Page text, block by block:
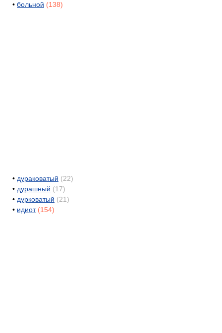
• больной (138)
• дураковатый (22)
• дурашный (17)
• дурковатый (21)
• идиот (154)